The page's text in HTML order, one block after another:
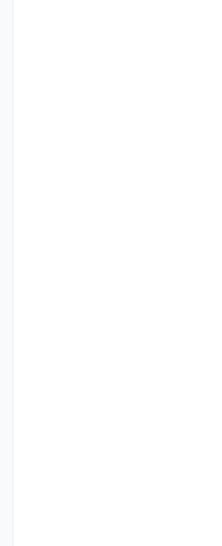
دیده باشد
زمان ممکن
پرداخت امن